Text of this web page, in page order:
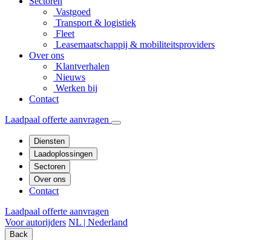
Vastgoed
Transport & logistiek
Fleet
Leasemaatschappij & mobiliteitsproviders
Over ons
Klantverhalen
Nieuws
Werken bij
Contact
Laadpaal offerte aanvragen
Diensten
Laadoplossingen
Sectoren
Over ons
Contact
Laadpaal offerte aanvragen
Voor autorijders NL | Nederland
Back